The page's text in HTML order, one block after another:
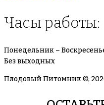
Часы работы:
Понедельник –
Без выходных
Плодовый Питомник ©,